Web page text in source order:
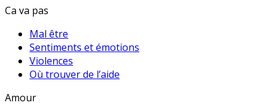
Ca va pas
Mal être
Sentiments et émotions
Violences
Où trouver de l’aide
Amour